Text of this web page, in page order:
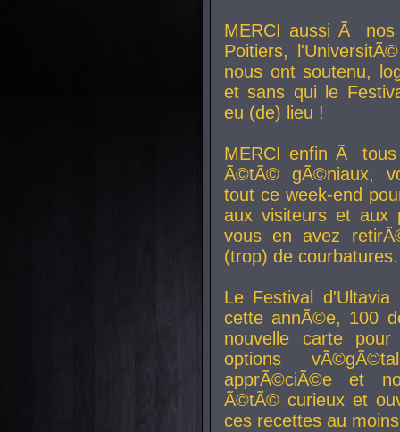
MERCI aussi Ã nos
Poitiers,
nous ont soutenu,
et sans qui le
eu (de) lieu !
MERCI enfin Ã
Ã©tÃ© gÃ©niaux,
tout ce week-end
aux visiteurs et aux
vous en avez
(trop) de courbatures.
Le Festival
cette annÃ©e, 100
nouvelle carte
options
apprÃ©ciÃ©e et
Ã©tÃ© curieux et
ces recettes au